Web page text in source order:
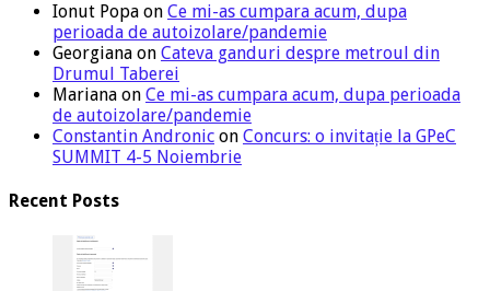
Ionut Popa on Ce mi-as cumpara acum, dupa
perioada de autoizolare/pandemie
Georgiana on Cateva ganduri despre metroul din
Drumul Taberei
Mariana on Ce mi-as cumpara acum, dupa perioada
de autoizolare/pandemie
Constantin Andronic on Concurs: o invitație la GPeC
SUMMIT 4-5 Noiembrie
Recent Posts